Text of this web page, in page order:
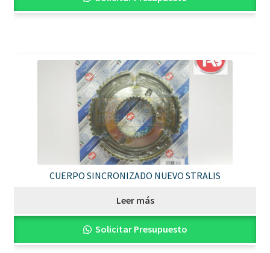
CUERPO SINCRONIZADO NUEVO STRALIS
Leer más
Solicitar Presupuesto